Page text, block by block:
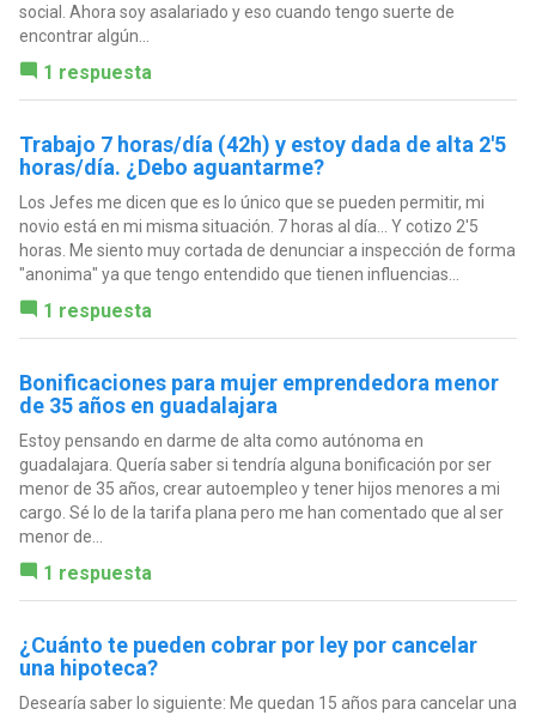
social. Ahora soy asalariado y eso cuando tengo suerte de
encontrar algún...
1 respuesta
Trabajo 7 horas/día (42h) y estoy dada de alta 2'5
horas/día. ¿Debo aguantarme?
Los Jefes me dicen que es lo único que se pueden permitir, mi
novio está en mi misma situación. 7 horas al día... Y cotizo 2'5
horas. Me siento muy cortada de denunciar a inspección de forma
"anonima" ya que tengo entendido que tienen influencias...
1 respuesta
Bonificaciones para mujer emprendedora menor
de 35 años en guadalajara
Estoy pensando en darme de alta como autónoma en
guadalajara. Quería saber si tendría alguna bonificación por ser
menor de 35 años, crear autoempleo y tener hijos menores a mi
cargo. Sé lo de la tarifa plana pero me han comentado que al ser
menor de...
1 respuesta
¿Cuánto te pueden cobrar por ley por cancelar
una hipoteca?
Desearía saber lo siguiente: Me quedan 15 años para cancelar una